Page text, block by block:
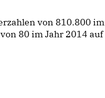
von 810.800 im
80 im Jahr 2014 auf